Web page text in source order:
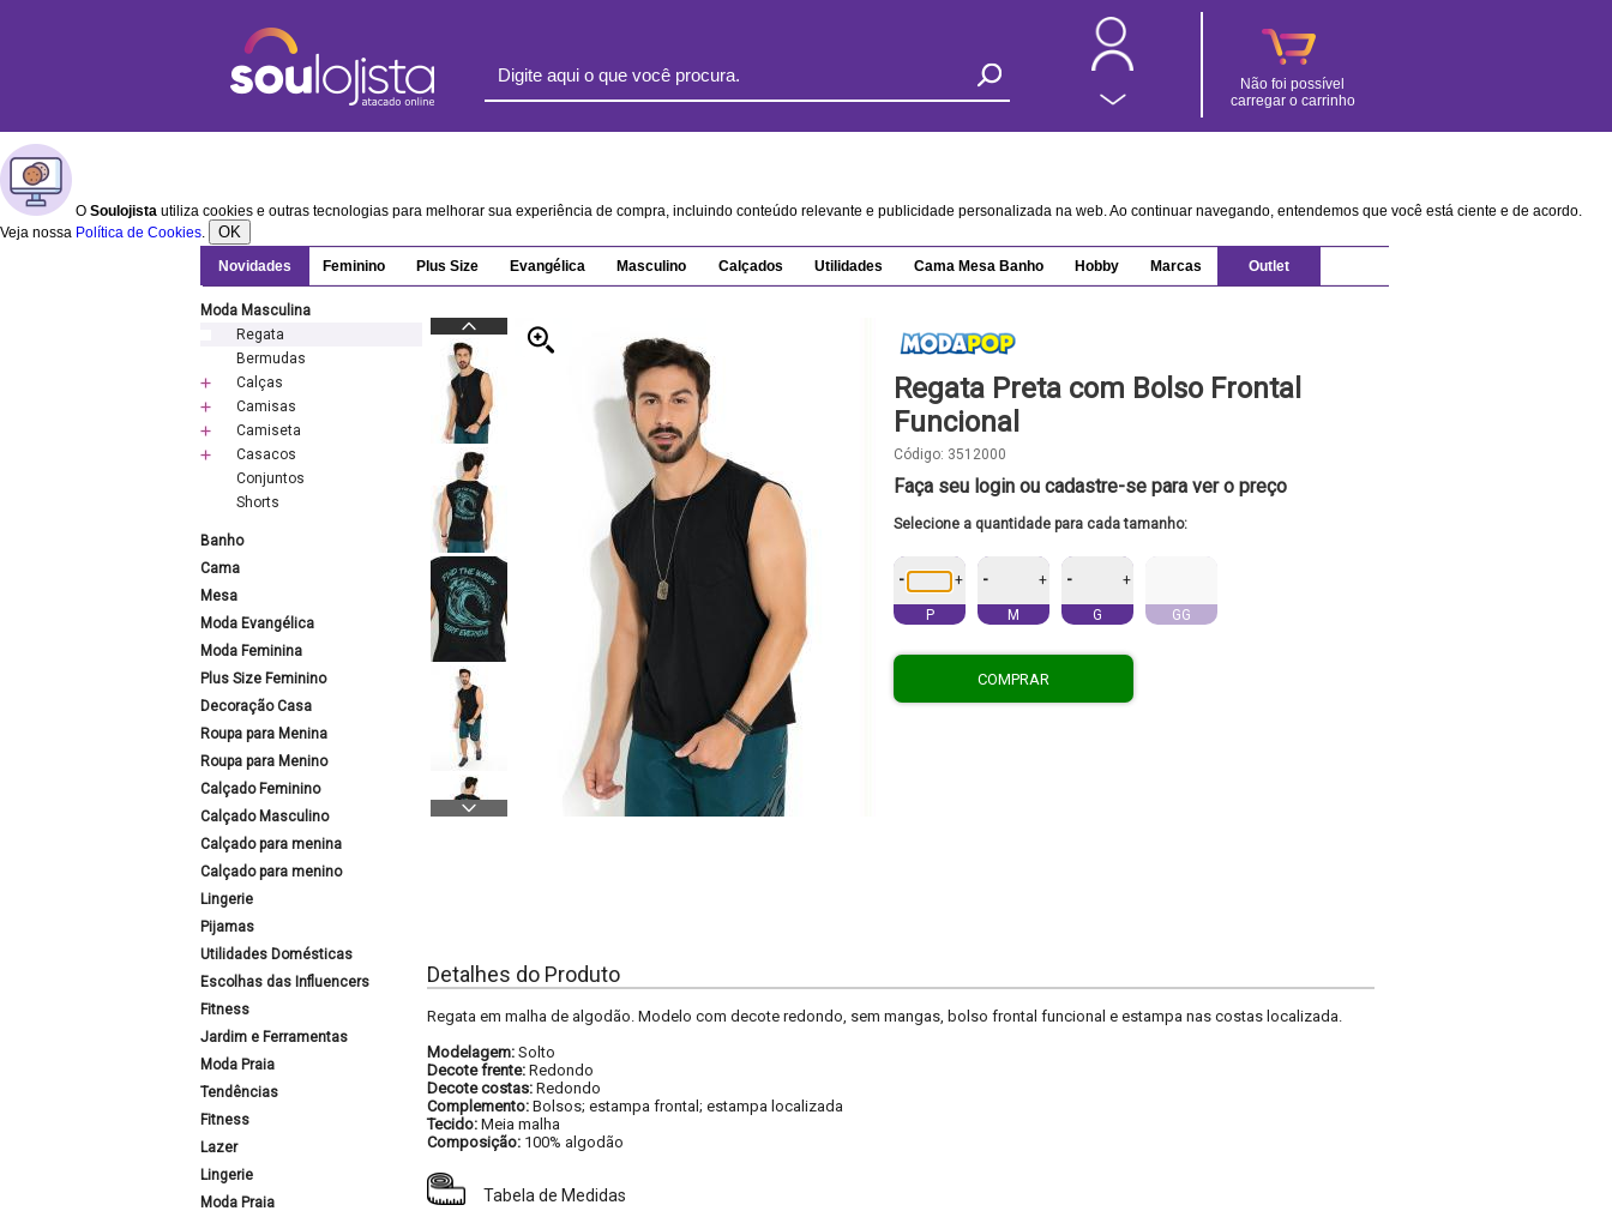
Não foi possível
carregar o carrinho
O Soulojista utiliza cookies e outras tecnologias para melhorar sua experiência de compra, incluindo conteúdo relevante e publicidade personalizada na web. Ao continuar navegando, entendemos que você está ciente e de acordo.
Veja nossa Política de Cookies. OK
Novidades Feminino Plus Size Evangélica Masculino Calçados Utilidades Cama Mesa Banho Hobby Marcas Outlet
Moda Masculina
Regata
Bermudas
Calças
Camisas
Camiseta
Casacos
Conjuntos
Shorts
Banho
Cama
Mesa
Moda Evangélica
Moda Feminina
Plus Size Feminino
Decoração Casa
Roupa para Menina
Roupa para Menino
Calçado Feminino
Calçado Masculino
Calçado para menina
Calçado para menino
Lingerie
Pijamas
Utilidades Domésticas
Escolhas das Influencers
Fitness
Jardim e Ferramentas
Moda Praia
Tendências
Fitness
Lazer
Lingerie
Moda Praia
Regata Preta com Bolso Frontal
Funcional
Código: 3512000
Faça seu login ou cadastre-se para ver o preço
Selecione a quantidade para cada tamanho:
- +
P
- +
M
- +
G GG
COMPRAR
Detalhes do Produto
Regata em malha de algodão. Modelo com decote redondo, sem mangas, bolso frontal funcional e estampa nas costas localizada.
Modelagem: Solto
Decote frente: Redondo
Decote costas: Redondo
Complemento: Bolsos; estampa frontal; estampa localizada
Tecido: Meia malha
Composição: 100% algodão
Tabela de Medidas